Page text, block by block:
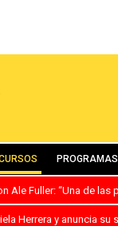
PROGRAMAS
Fuller: “Una de las
Herrera y anuncia